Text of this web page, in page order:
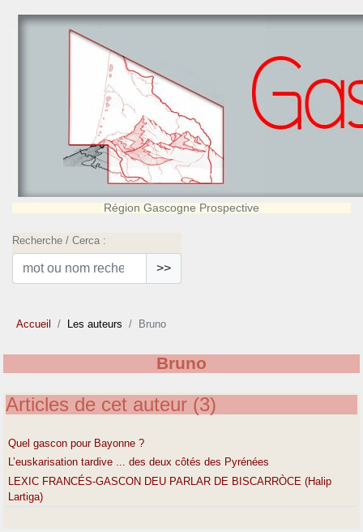
Région Gascogne Prospective
Recherche / Cerca :
>>
Accueil Les auteurs Bruno
Bruno
Articles de cet auteur (3)
Quel gascon pour Bayonne ?
L’euskarisation tardive ... des deux côtés des Pyrénées
LEXIC FRANCÉS-GASCON DEU PARLAR DE BISCARRÒCE (Halip
Lartiga)